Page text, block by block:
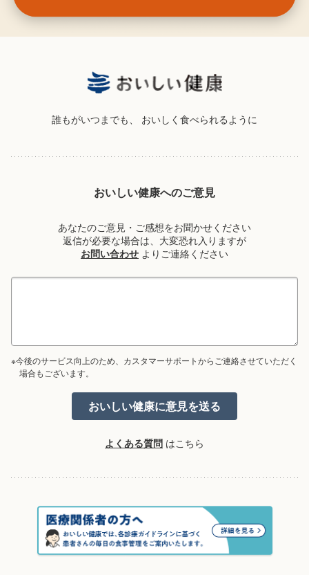
誰もがいつまでも、 おいしく食べられるように
おいしい健康へのご意見
あなたのご意見・ご感想をお聞かせください
返信が必要な場合は、大変恐れ入りますが
お問い合わせ よりご連絡ください
※今後のサービス向上のため、カスタマーサポートからご連絡させていただく
場合もございます。
よくある質問 はこちら